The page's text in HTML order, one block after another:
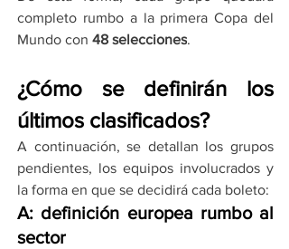
completo rumbo a la primera Copa del
Mundo con 48 selecciones.
¿Cómo se definirán los
últimos clasificados?
A continuación, se detallan los grupos
pendientes, los equipos involucrados y
la forma en que se decidirá cada boleto:
A: definición europea rumbo al
sector